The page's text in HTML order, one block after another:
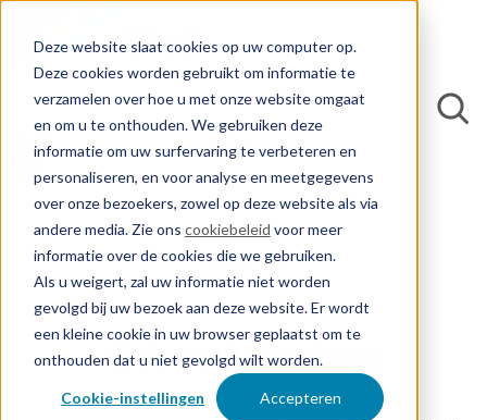
Deze website slaat cookies op uw computer op.
Deze cookies worden gebruikt om informatie te
verzamelen over hoe u met onze website omgaat
en om u te onthouden. We gebruiken deze
informatie om uw surfervaring te verbeteren en
personaliseren, en voor analyse en meetgegevens
over onze bezoekers, zowel op deze website als via
andere media. Zie ons cookiebeleid voor meer
informatie over de cookies die we gebruiken.
Als u weigert, zal uw informatie niet worden
gevolgd bij uw bezoek aan deze website. Er wordt
een kleine cookie in uw browser geplaatst om te
onthouden dat u niet gevolgd wilt worden.
Cookie-instellingen Accepteren
DIENSTEN
Octrooibewaking